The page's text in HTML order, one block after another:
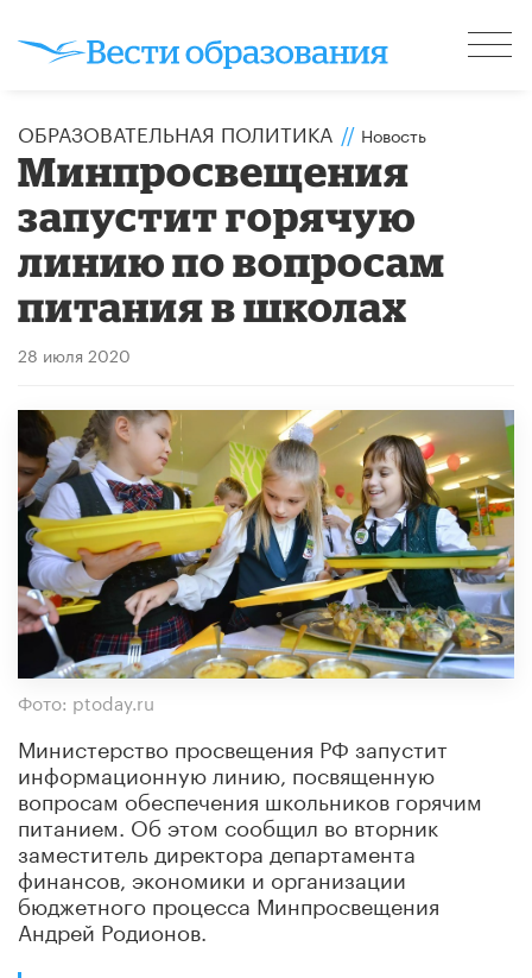
ОБРАЗОВАТЕЛЬНАЯ ПОЛИТИКА // Новость
Минпросвещения
запустит горячую
линию по вопросам
питания в школах
28 июля 2020
Фото: ptoday.ru
Министерство просвещения РФ запустит
информационную линию, посвященную
вопросам обеспечения школьников горячим
питанием. Об этом сообщил во вторник
заместитель директора департамента
финансов, экономики и организации
бюджетного процесса Минпросвещения
Андрей Родионов.